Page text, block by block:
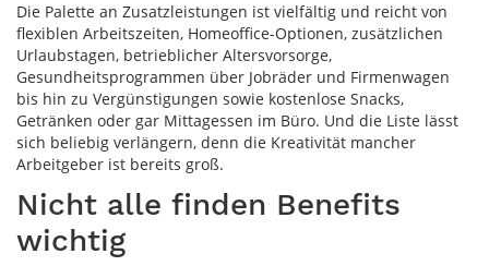
Die Palette an Zusatzleistungen ist vielfältig und reicht von
flexiblen Arbeitszeiten, Homeoffice-Optionen, zusätzlichen
Urlaubstagen, betrieblicher Altersvorsorge,
Gesundheitsprogrammen über Jobräder und Firmenwagen
bis hin zu Vergünstigungen sowie kostenlose Snacks,
Getränken oder gar Mittagessen im Büro. Und die Liste lässt
sich beliebig verlängern, denn die Kreativität mancher
Arbeitgeber ist bereits groß.
Nicht alle finden Benefits
wichtig